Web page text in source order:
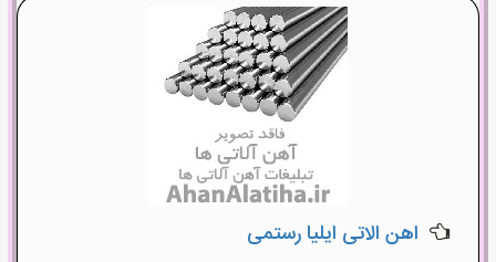
اهن الاتی ایلیا رستمی